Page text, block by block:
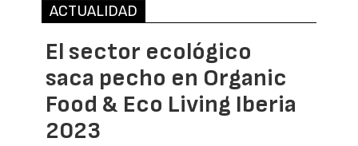
ACTUALIDAD
El sector ecológico
saca pecho en Organic
Food & Eco Living Iberia
2023